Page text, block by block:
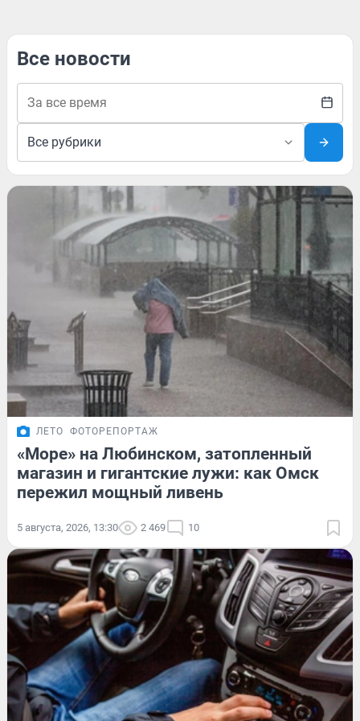
Все новости
ЛЕТО ФОТОРЕПОРТАЖ
«Море» на Любинском, затопленный
магазин и гигантские лужи: как Омск
пережил мощный ливень
5 августа, 2026, 13:30 2 469 10